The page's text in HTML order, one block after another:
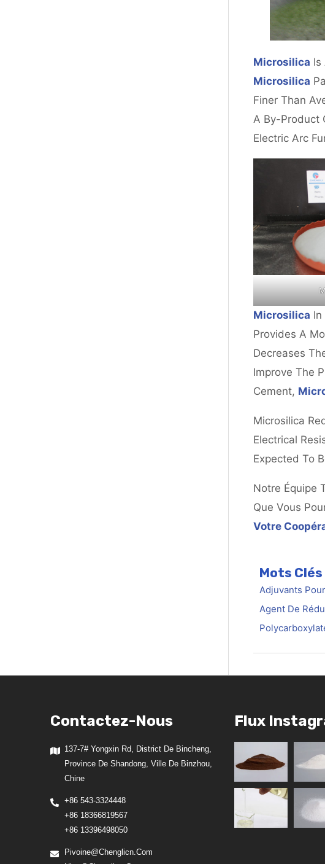
Microsilica Is
Microsilica
Finer Than
A By-Product
Electric Arc
Microsilica
Provides A
Decreases
Improve The
Cement,
Microsilica
Electrical
Expected To
Notre Équipe
Que Vous
Votre
Mots Clés
Adjuvants
Agent De
Contactez-Nous
137-7# Yongxin Rd, District De Bincheng,
Province De Shandong, Ville De Binzhou,
Chine
+86 543-3324448
+86 18366819567
+86 13396498050
Pivoine@chenglicn.com
Flux